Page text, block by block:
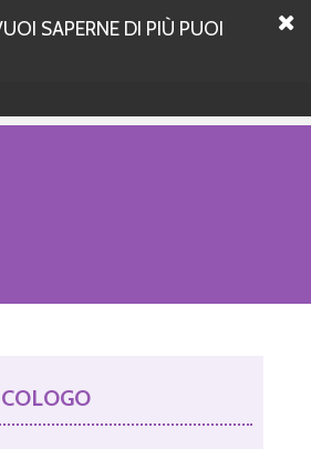
SAPERNE DI PIÙ PUOI